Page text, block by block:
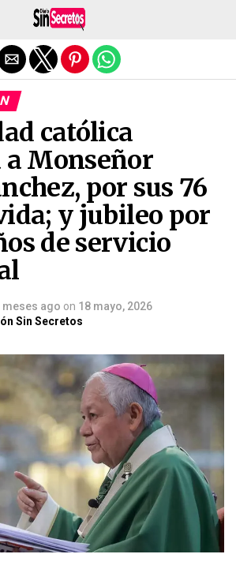
católica
Monseñor
por sus 76
y jubileo por
de servicio
meses ago on 18 mayo, 2026
Sin Secretos
de la versión móvil